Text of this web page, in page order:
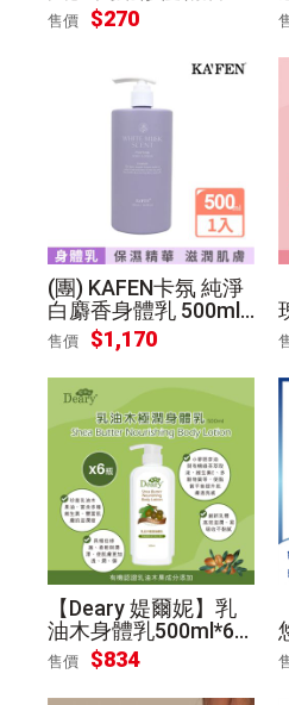
組
售價 $270
(團) KAFEN卡氛 純淨
白麝香身體乳 500ml
[3瓶組]
售價 $1,170
【Deary 媞爾妮】乳
油木身體乳500ml*6
瓶 (箱購)
售價 $834